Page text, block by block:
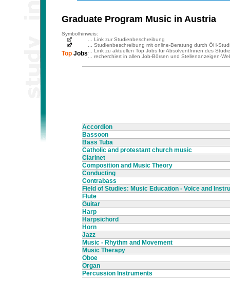
Graduate Program Music in Austria
Symbolhinweis:
... Link zur Studienbeschreibung
... Studienbeschreibung mit online-Beratung durch ÖH-
Top Jobs ... Link zu aktuellen Top Jobs für AbsolventInnen des
... recherchiert in allen Job-Börsen und Stellenanzeigen-
Accordion
Bassoon
Bass Tuba
Catholic and protestant church music
Clarinet
Composition and Music Theory
Conducting
Contrabass
Field of Studies: Music Education - Voice and
Flute
Guitar
Harp
Harpsichord
Horn
Jazz
Music - Rhythm and Movement
Music Therapy
Oboe
Organ
Percussion Instruments